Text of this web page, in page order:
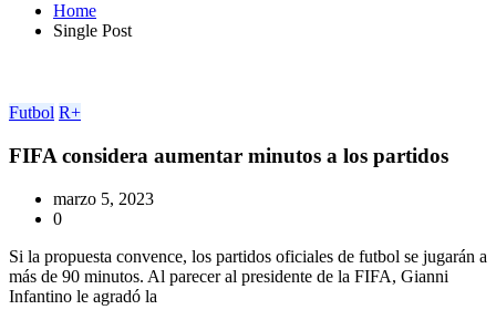
Home
Single Post
Futbol R+
FIFA considera aumentar minutos a los partidos
marzo 5, 2023
0
Si la propuesta convence, los partidos oficiales de futbol se jugarán a
más de 90 minutos. Al parecer al presidente de la FIFA, Gianni
Infantino le agradó la